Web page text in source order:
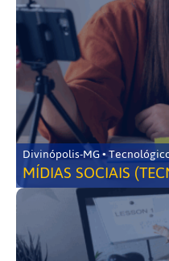
MÍDIAS SOCIAIS